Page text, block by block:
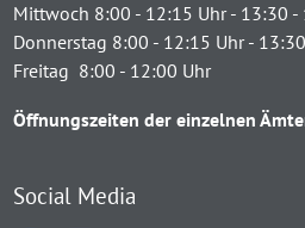
Mittwoch 8:00 - 12:15 Uhr - 13:30 -
Donnerstag 8:00 - 12:15 Uhr -
Freitag 8:00 - 12:00 Uhr
Öffnungszeiten der einzelnen
Social Media